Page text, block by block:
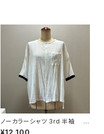
ノーカラーシャツ 3rd 半袖 白
×黒
¥12,100